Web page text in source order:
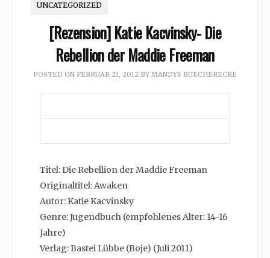
UNCATEGORIZED
[Rezension] Katie Kacvinsky- Die
Rebellion der Maddie Freeman
POSTED ON FEBRUAR 21, 2012 BY MANDYS BUECHERECKE
Titel: Die Rebellion der Maddie Freeman
Originaltitel: Awaken
Autor: Katie Kacvinsky
Genre: Jugendbuch (empfohlenes Alter: 14-16
Jahre)
Verlag: Bastei Lübbe (Boje) (Juli 2011)